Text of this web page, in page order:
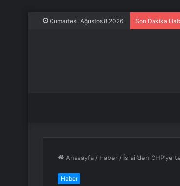
Cumartesi, Ağustos 8 2026 Son Dakika
Anasayfa / Haber / İsrail’den CHP’ye
Haber